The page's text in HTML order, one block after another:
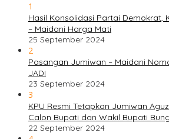
1
Hasil Konsolidasi Partai Demokrat,
– Maidani Harga Mati
25 September 2024
2
Pasangan Jumiwan – Maidani
JADI
23 September 2024
3
KPU Resmi Tetapkan Jumiwan
Calon Bupati dan Wakil Bupati
22 September 2024